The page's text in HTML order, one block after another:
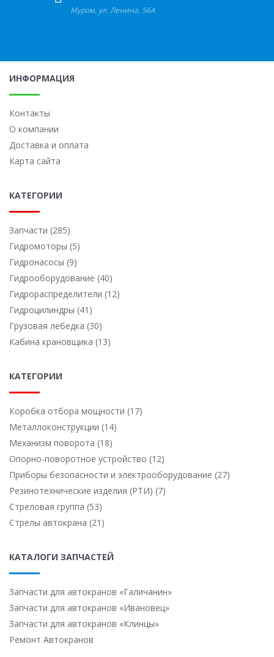
Муром, ул. Ленина, 56А
ИНФОРМАЦИЯ
Контакты
О компании
Доставка и оплата
Карта сайта
КАТЕГОРИИ
Запчасти (285)
Гидромоторы (5)
Гидронасосы (9)
Гидрооборудование (40)
Гидрораспределители (12)
Гидроцилиндры (41)
Грузовая лебедка (30)
Кабина крановщика (13)
КАТЕГОРИИ
Коробка отбора мощности (17)
Металлоконструкции (14)
Механизм поворота (18)
Опорно-поворотное устройство (12)
Приборы безопасности и электрооборудование (27)
Резинотехнические изделия (РТИ) (7)
Стреловая группа (53)
Стрелы автокрана (21)
КАТАЛОГИ ЗАПЧАСТЕЙ
Запчасти для автокранов «Галичанин»
Запчасти для автокранов «Ивановец»
Запчасти для автокранов «Клинцы»
Ремонт Автокранов